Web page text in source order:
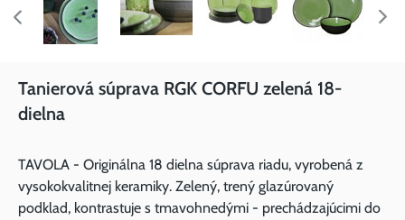
Tanierová súprava RGK CORFU zelená 18-
dielna
TAVOLA - Originálna 18 dielna súprava riadu, vyrobená z
vysokokvalitnej keramiky. Zelený, trený glazúrovaný
podklad, kontrastuje s tmavohnedými - prechádzajúcimi do